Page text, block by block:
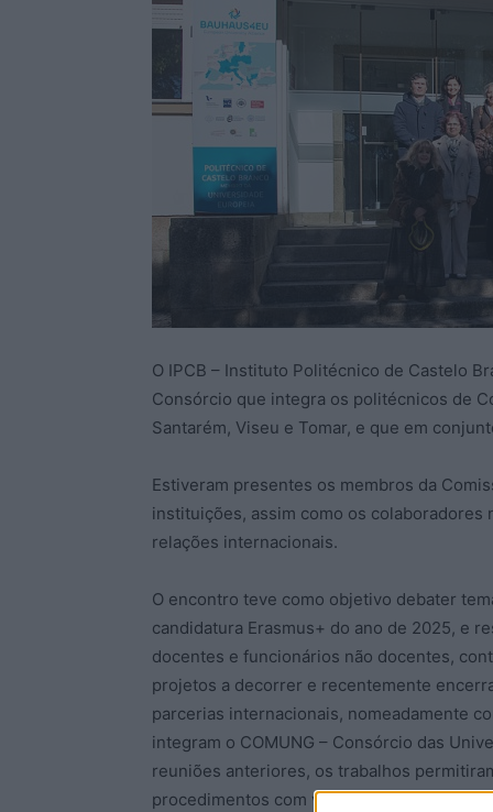
O IPCB – Instituto Politécnico de Castelo
Consórcio que integra os politécnicos de
Santarém, Viseu e Tomar, e que em
Estiveram presentes os membros da
instituições, assim como os
relações internacionais.
O encontro teve como objetivo debater
candidatura Erasmus+ do ano de 2025, e
docentes e funcionários não docentes,
projetos a decorrer e recentemente
parcerias internacionais, nomeadamente
integram o COMUNG – Consórcio das
reuniões anteriores, os trabalhos
procedimentos com vista à otimização